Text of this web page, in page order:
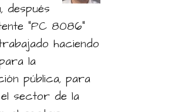
después
"PC 8086"
haciendo
la
pública, para
el sector de la